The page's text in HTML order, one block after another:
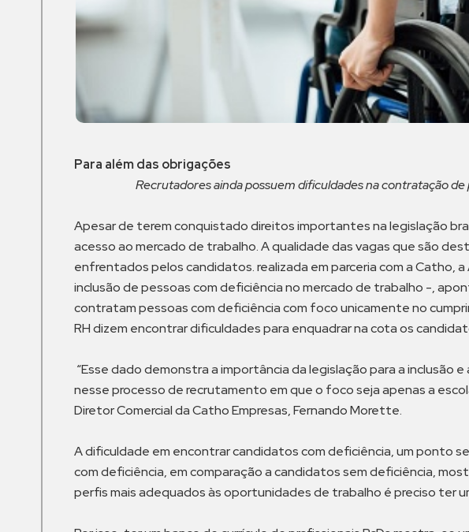
Para além das obrigações
Recrutadores ainda possuem dificuldades na contratação de
Apesar de terem conquistado direitos importantes na legislação
acesso ao mercado de trabalho. A qualidade das vagas que são
enfrentados pelos candidatos. realizada em parceria com a Catho, a
inclusão de pessoas com deficiência no mercado de trabalho -,
contratam pessoas com deficiência com foco unicamente no
RH dizem encontrar dificuldades para enquadrar na cota os
“Esse dado demonstra a importância da legislação para a
nesse processo de recrutamento em que o foco seja apenas a
Diretor Comercial da Catho Empresas, Fernando Morette.
A dificuldade em encontrar candidatos com deficiência, um ponto
com deficiência, em comparação a candidatos sem deficiência,
perfis mais adequados às oportunidades de trabalho é preciso ter